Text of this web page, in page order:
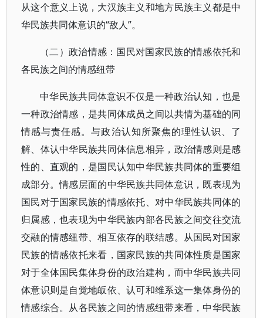
从这个意义上说，大汉族主义和地方民族主义都是中
华民族共同体意识的“敌人”。
（二）政治情感：国民对国家民族的情感依托和
各民族之间的情感纽带
中华民族共同体意识不仅是一种政治认知，也是
一种政治情感，是共同体成员之间以共情为基础的同
情感与责任感。与政治认知所聚焦的理性认识、了
解、体认中华民族共同体信息相异，政治情感则是感
性的、直观的，是国民认知中华民族共同体的重要组
成部分。情感层面的中华民族共同体意识，既表现为
国民对于国家民族的情感依托、对中华民族共同体的
归属感，也表现为中华民族内部各民族之间交往交流
交融的情感纽带、相互依存的联结感。从国民对国家
民族的情感依托来看，国家民族的共同体性质是国家
对于全体国民集体身份的政治建构，而中华民族共同
体意识则是自觉地皈依、认可和维系这一集体身份的
情感综合。从各民族之间的情感纽带来看，中华民族